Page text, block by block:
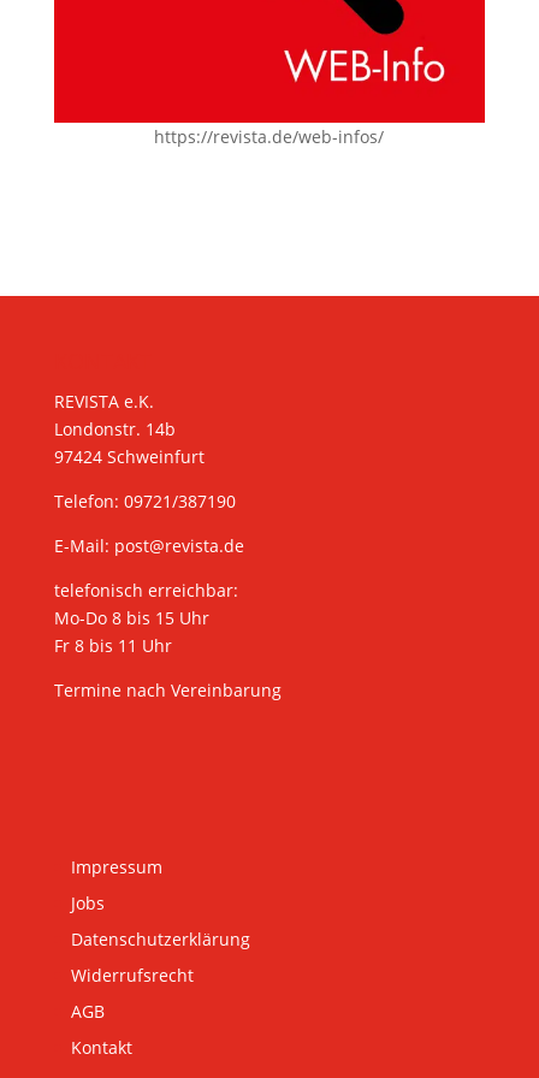
https://revista.de/web-infos/
REVISTA e.K.
Londonstr. 14b
97424 Schweinfurt
Telefon: 09721/387190
E-Mail: post@revista.de
telefonisch erreichbar:
Mo-Do 8 bis 15 Uhr
Fr 8 bis 11 Uhr
Termine nach Vereinbarung
Impressum
Jobs
Datenschutzerklärung
Widerrufsrecht
AGB
Kontakt